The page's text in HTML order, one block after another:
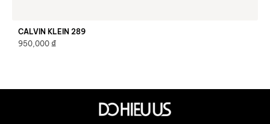
CALVIN KLEIN 289
950,000 ₫